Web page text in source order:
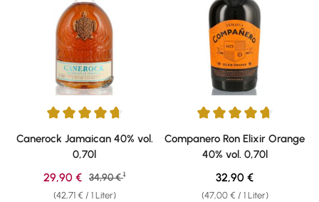
Durchschnittliche Bewertung von 4.81 von 5 Sternen
Canerock Jamaican 40% vol.
0,70l
(42,71 € / 1 Liter)
Verkaufspreis:
29,90 € Regulärer Preis:
34,90 € 1
Durchschnittliche Bewertung
Companero Ron Elixir Orange
40% vol. 0,70l
(47,00 € / 1 Liter)
Regulärer Preis:
32,90 €